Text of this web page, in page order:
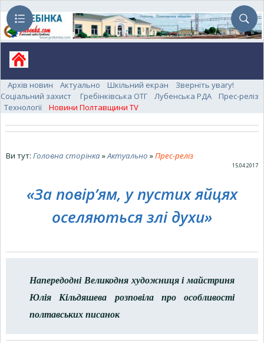
Архів новин Актуально Шкільний екран
Зверніть увагу!
Соціальний захист
Гребінківська ОТГ Лубенська РДА
Прес-реліз
Технології
Новини Полтавщини TV
Ви тут: Головна сторінка»Актуально »Прес-реліз
15.04.2017
«За повір’ям, у пустих яйцях
оселяються злі духи»
Напередодні Великодня художниця і майстриня
Юлія Кільдяшева розповіла про особливості
полтавських писанок